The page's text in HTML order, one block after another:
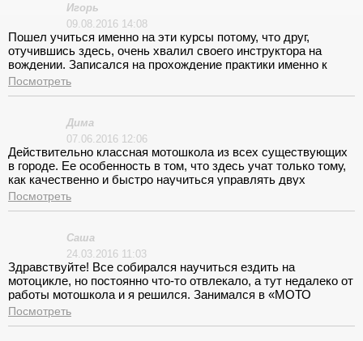
Игорь
09.08.2016 14:08
Пошел учиться именно на эти курсы потому, что друг,
отучившись здесь, очень хвалил своего инструктора на
вождении. Записался на прохождение практики именно к
нему. Мои ожидания он не оправдал. На вопросы внятно
ответить не может, постоянно взвинченный. Ни разу я не
нехотя, часто курил вовремя занятия. Был любитель
опоздать без объяснения причины. А лекции достаточно
информативные, для того чтобы разобраться в ПДД.
Посмотреть
Дима
07.06.2016 12:06
Действительно классная мотошкола из всех существующих
в городе. Ее особенность в том, что здесь учат только тому,
как качественно и быстро научиться управлять двух
колесным другом. Много практики! Классный инструктор! Что
еще надо?
Посмотреть
Саша
24.03.2016 11:03
Здравствуйте! Все собирался научиться ездить на
мотоцикле, но постоянно что-то отвлекало, а тут недалеко от
работы мотошкола и я решился. Занимался в «МОТО
ОБРАЗ» на Остаповском проезде. Понравилась площадка,
места прилично, отличная разметка. Инструктор уделял
Посмотреть